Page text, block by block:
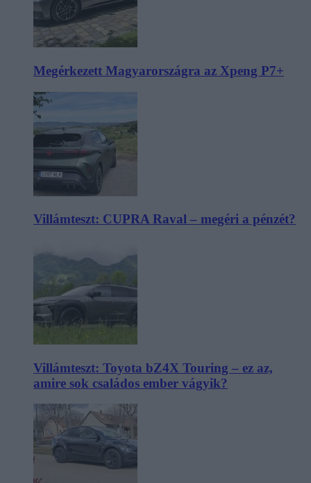
Megérkezett Magyarországra az Xpeng P7+
Villámteszt: CUPRA Raval – megéri a pénzét?
Villámteszt: Toyota bZ4X Touring – ez az,
amire sok családos ember vágyik?